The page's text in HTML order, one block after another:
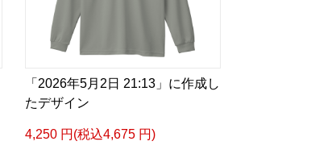
「2026年5月2日 21:13」に作成し
たデザイン
4,250 円(税込4,675 円)